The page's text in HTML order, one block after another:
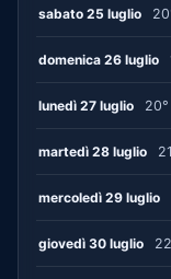
sabato 25 luglio
domenica 26 luglio
lunedì 27 luglio
martedì 28 luglio
mercoledì 29 luglio
giovedì 30 luglio